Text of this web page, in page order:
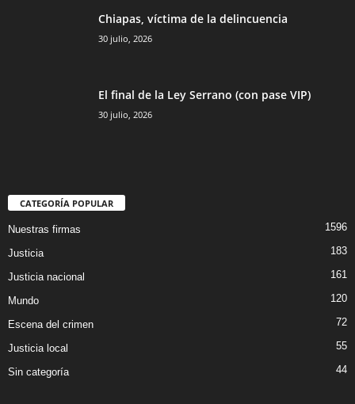
Chiapas, víctima de la delincuencia
30 julio, 2026
El final de la Ley Serrano (con pase VIP)
30 julio, 2026
CATEGORÍA POPULAR
Nuestras firmas 1596
Justicia 183
Justicia nacional 161
Mundo 120
Escena del crimen 72
Justicia local 55
Sin categoría 44